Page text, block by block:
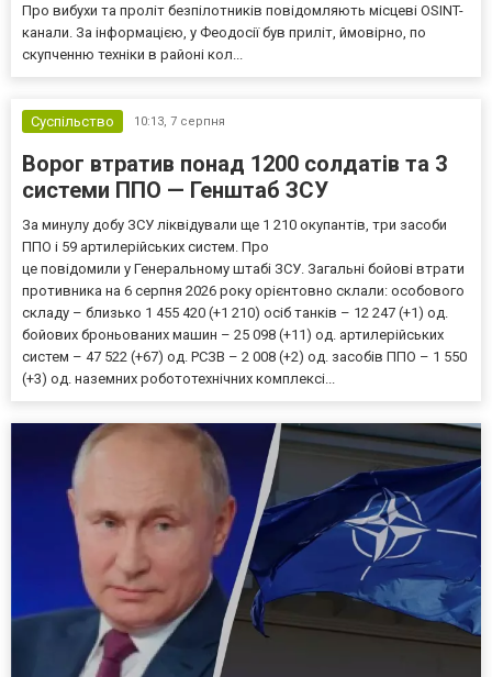
Про вибухи та проліт безпілотників повідомляють місцеві OSINT-
канали. За інформацією, у Феодосії був приліт, ймовірно, по
скупченню техніки в районі кол...
Суспільство 10:13, 7 серпня
Ворог втратив понад 1200 солдатів та 3
системи ППО — Генштаб ЗСУ
За минулу добу ЗСУ ліквідували ще 1 210 окупантів, три засоби
ППО і 59 артилерійських систем. Про
це повідомили у Генеральному штабі ЗСУ. Загальні бойові втрати
противника на 6 серпня 2026 року орієнтовно склали: особового
складу – близько 1 455 420 (+1 210) осіб танків – 12 247 (+1) од.
бойових броньованих машин – 25 098 (+11) од. артилерійських
систем – 47 522 (+67) од. РСЗВ – 2 008 (+2) од. засобів ППО – 1 550
(+3) од. наземних робототехнічних комплексі...